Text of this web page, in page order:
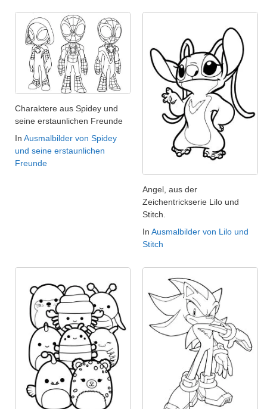
Charaktere aus Spidey und
seine erstaunlichen Freunde
In Ausmalbilder von Spidey
und seine erstaunlichen
Freunde
Angel, aus der
Zeichentrickserie Lilo und
Stitch.
In Ausmalbilder von Lilo und
Stitch